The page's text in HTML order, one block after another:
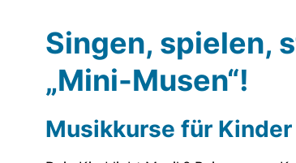
Singen, spielen,
„Mini-Musen“!
Musikkurse für